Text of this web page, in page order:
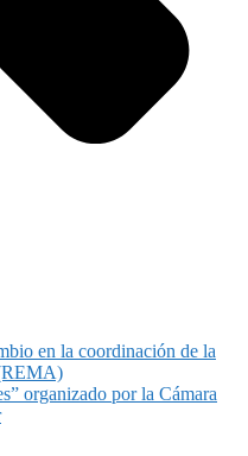
en la coordinación de la
organizado por la Cámara